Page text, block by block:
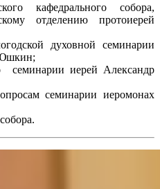
кафедрального собора,
отделению протоиерей
духовной семинарии
семинарии иерей Александр
семинарии иеромонах